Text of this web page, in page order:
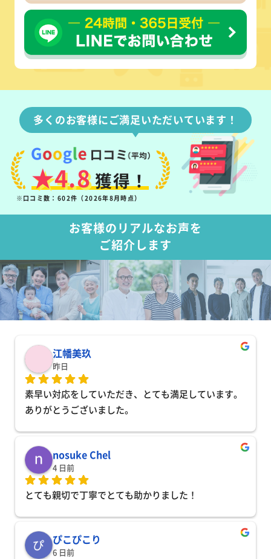
多くのお客様にご満足いただいています！
★4.8獲得！
※口コミ数：602件（2026年8月時点）
お客様のリアルなお声を
ご紹介します
江幡美玖
昨日
素早い対応をしていただき、とても満足しています。
ありがとうございました。
nosuke Chel
4 日前
とても親切で丁寧でとても助かりました！
ぴこぴこり
6 日前